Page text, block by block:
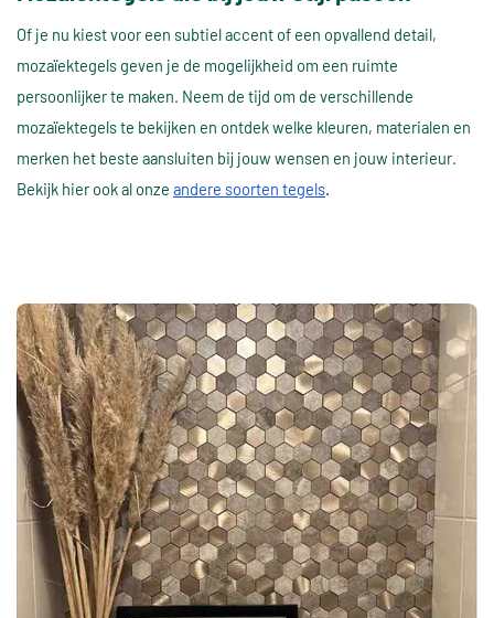
Of je nu kiest voor een subtiel accent of een opvallend detail,
mozaïektegels geven je de mogelijkheid om een ruimte
persoonlijker te maken. Neem de tijd om de verschillende
mozaïektegels te bekijken en ontdek welke kleuren, materialen en
merken het beste aansluiten bij jouw wensen en jouw interieur.
Bekijk hier ook al onze andere soorten tegels.